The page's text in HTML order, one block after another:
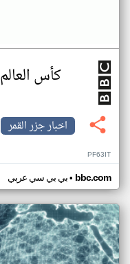
كأس العالم 2026
اخبار جزر القمر
PF63IT
بي بي سي عربي• bbc.com